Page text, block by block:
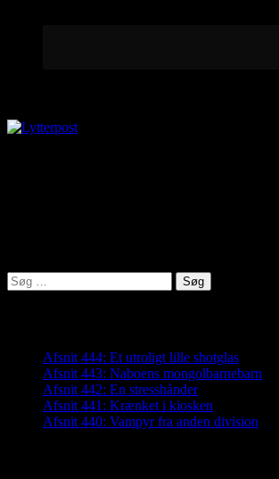
Søg
efter:
Afsnit 444: Et utroligt lille shotglas
Afsnit 443: Naboens mongolbarnebarn
Afsnit 442: En stresshånder
Afsnit 441: Krænket i kiosken
Afsnit 440: Vampyr fra anden division